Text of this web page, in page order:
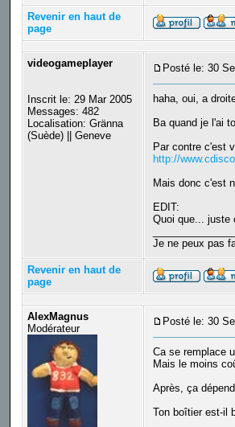
Revenir en haut de
page
videogameplayer
Inscrit le: 29 Mar 2005
Messages: 482
Localisation: Gränna
(Suède) || Geneve
Posté le: 30
haha, oui, a
Ba quand je l'ai
Par contre c'est
http://
Mais donc c'est
EDIT:
Quoi que... juste
Je ne peux pas
Revenir en haut de
page
AlexMagnus
Modérateur
Posté le: 30
Ca se remplace
Mais le moins
Après, ça
Ton boîtier est-il